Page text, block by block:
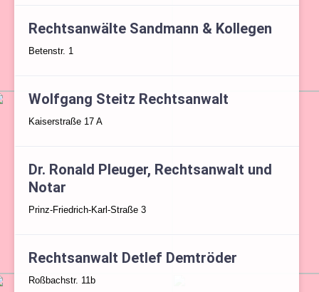
Rechtsanwälte Sandmann & Kollegen
Betenstr. 1
Wolfgang Steitz Rechtsanwalt
Kaiserstraße 17 A
Dr. Ronald Pleuger, Rechtsanwalt und
Notar
Prinz-Friedrich-Karl-Straße 3
Rechtsanwalt Detlef Demtröder
Roßbachstr. 11b